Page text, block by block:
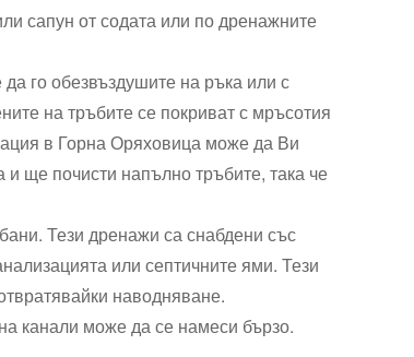
сапун от содата или по дренажните
го обезвъздушите на ръка или с
на тръбите се покриват с мръсотия
в Горна Оряховица може да Ви
ще почисти напълно тръбите, така че
Тези дренажи са снабдени със
или септичните ями. Тези
наводняване.
канали може да се намеси бързо.